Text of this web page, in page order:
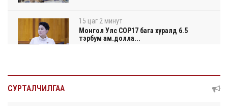
15 цаг 2 минут
Монгол Улс COP17 бага хуралд 6.5
тэрбум ам.долла...
15 цаг 6 минут
СУРТАЛЧИЛГАА